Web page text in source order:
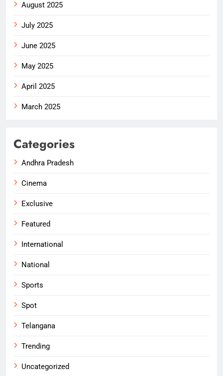
August 2025
July 2025
June 2025
May 2025
April 2025
March 2025
Categories
Andhra Pradesh
Cinema
Exclusive
Featured
International
National
Sports
Spot
Telangana
Trending
Uncategorized